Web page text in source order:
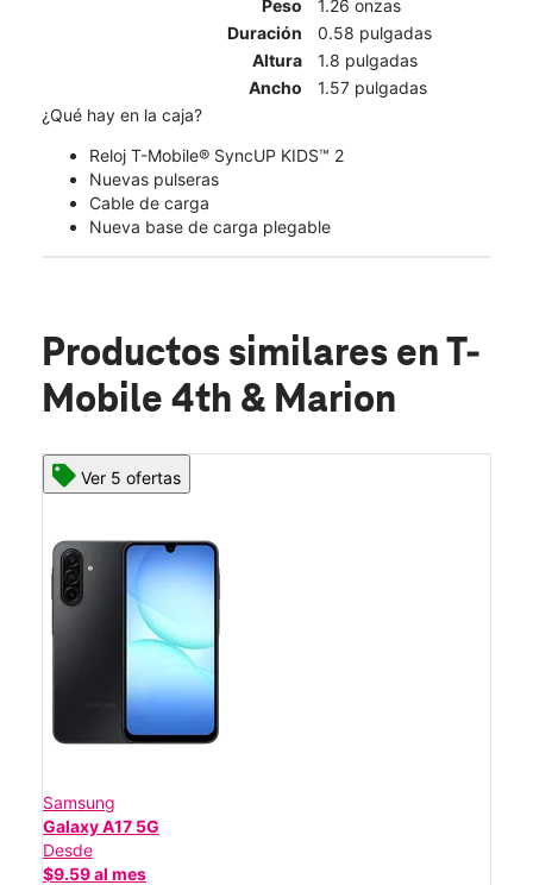
Peso
1.26 onzas
Duración
0.58 pulgadas
Altura
1.8 pulgadas
Ancho
1.57 pulgadas
¿Qué hay en la caja?
Reloj T-Mobile® SyncUP KIDS™ 2
Nuevas pulseras
Cable de carga
Nueva base de carga plegable
Productos similares en T-
Mobile 4th & Marion
Ver 5 ofertas
Samsung
Galaxy A17 5G
Desde
$9.59 al mes